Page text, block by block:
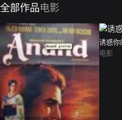
全部作品电影
诱惑你
电影